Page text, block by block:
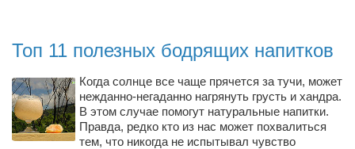
Guitarproduction Studio
Писатели
Поэты
Режиссёры
Топ 11 полезных бодрящих напитков
Когда солнце все чаще прячется за тучи, может
нежданно-негаданно нагрянуть грусть и хандра.
В этом случае помогут натуральные напитки.
Правда, редко кто из нас может похвалиться
тем, что никогда не испытывал чувство